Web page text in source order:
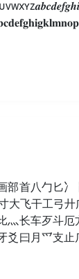
部首八勹匕
飞干工弓廾
灬长车歹斗
爻曰月爫支